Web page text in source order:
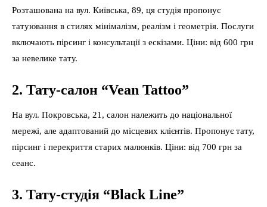
Розташована на вул. Київська, 89, ця студія пропонує
татуювання в стилях мінімалізм, реалізм і геометрія. Послуги
включають пірсинг і консультації з ескізами. Ціни: від 600 грн
за невелике тату.
2. Тату-салон “Vean Tattoo”
На вул. Покровська, 21, салон належить до національної
мережі, але адаптований до місцевих клієнтів. Пропонує тату,
пірсинг і перекриття старих малюнків. Ціни: від 700 грн за
сеанс.
3. Тату-студія “Black Line”